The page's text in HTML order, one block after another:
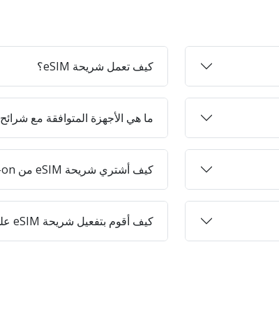
كيف تعمل شريحة eSIM؟
ما هي الأجهزة المتوافقة مع شرائح eSIM؟
كيف أشتري شريحة eSIM من Jett-on؟
كيف أقوم بتفعيل شريحة eSIM على جهازي؟